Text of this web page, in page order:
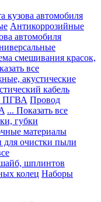
кузова автомобиля
Антикоррозийные
автомобиля
смешивания красок,
все
акустические
кабель
ПГВА Провод
... Показать все
губки
материалы
очистки пыли
шплинтов
колец Наборы